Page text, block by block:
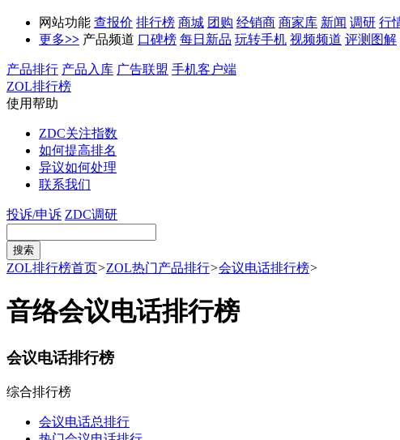
网站功能 查报价 排行榜 商城 团购 经销商 商家库 新闻 调研 行
更多>> 产品频道 口碑榜 每日新品 玩转手机 视频频道 评测图解
产品排行 产品入库 广告联盟 手机客户端
ZOL排行榜
使用帮助
ZDC关注指数
如何提高排名
异议如何处理
联系我们
投诉/申诉 ZDC调研
ZOL排行榜首页>ZOL热门产品排行>会议电话排行榜>
音络会议电话排行榜
会议电话排行榜
综合排行榜
会议电话总排行